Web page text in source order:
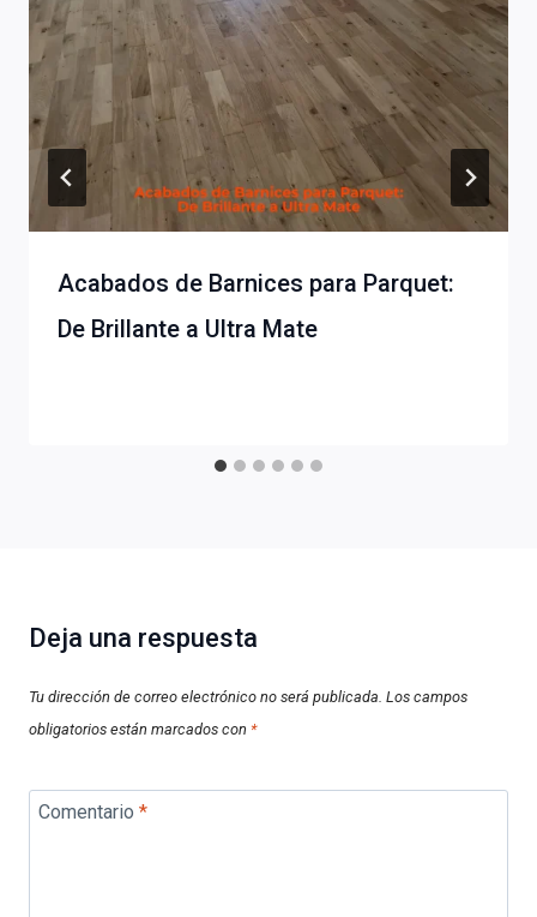
Acabados de Barnices para Parquet:
De Brillante a Ultra Mate
Deja una respuesta
Tu dirección de correo electrónico no será publicada. Los campos
obligatorios están marcados con *
Comentario *